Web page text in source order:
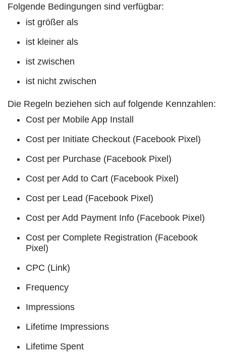
Folgende Bedingungen sind verfügbar:
ist größer als
ist kleiner als
ist zwischen
ist nicht zwischen
Die Regeln beziehen sich auf folgende Kennzahlen:
Cost per Mobile App Install
Cost per Initiate Checkout (Facebook Pixel)
Cost per Purchase (Facebook Pixel)
Cost per Add to Cart (Facebook Pixel)
Cost per Lead (Facebook Pixel)
Cost per Add Payment Info (Facebook Pixel)
Cost per Complete Registration (Facebook
Pixel)
CPC (Link)
Frequency
Impressions
Lifetime Impressions
Lifetime Spent